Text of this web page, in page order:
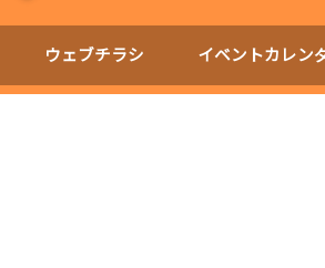
ウェブチラシ イベントカレン